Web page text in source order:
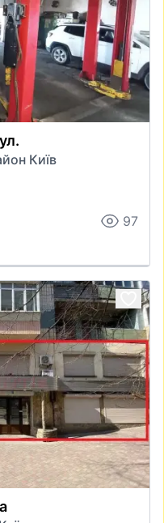
Київ
97